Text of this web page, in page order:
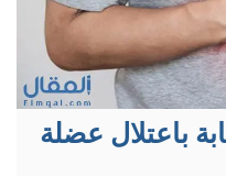
باعتلال عضلة